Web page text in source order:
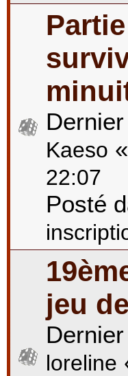
Kaeso «
22:07
Posté
jeu
loreline